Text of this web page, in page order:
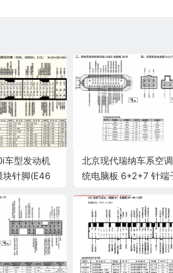
车型发动机
块针脚(E46
针
北京现代瑞纳车系空
统电脑板 6+2+7 针端